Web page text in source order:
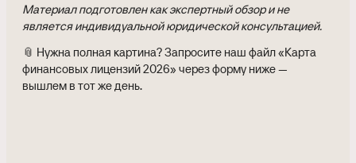
Материал подготовлен как экспертный обзор и не
является индивидуальной юридической консультацией.
📎 Нужна полная картина? Запросите наш файл «Карта
финансовых лицензий 2026» через форму ниже —
вышлем в тот же день.